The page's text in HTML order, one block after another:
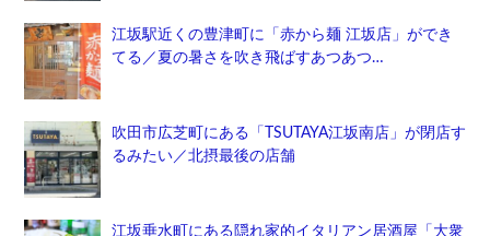
江坂駅近くの豊津町に「赤から麺 江坂店」ができ
てる／夏の暑さを吹き飛ばすあつあつ…
吹田市広芝町にある「TSUTAYA江坂南店」が閉店す
るみたい／北摂最後の店舗
江坂垂水町にある隠れ家的イタリアン居酒屋「大衆